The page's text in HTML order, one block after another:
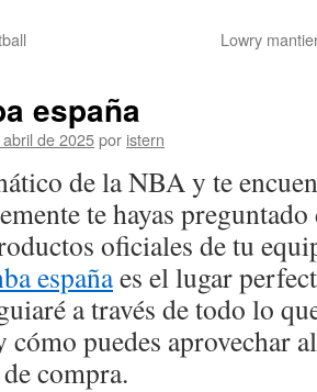
Lowry
españa
de 2025por istern
de la NBA y te
te hayas
oficiales de tu
españaes el lugar
a través de todo lo
cómo puedes aprovechar
compra.